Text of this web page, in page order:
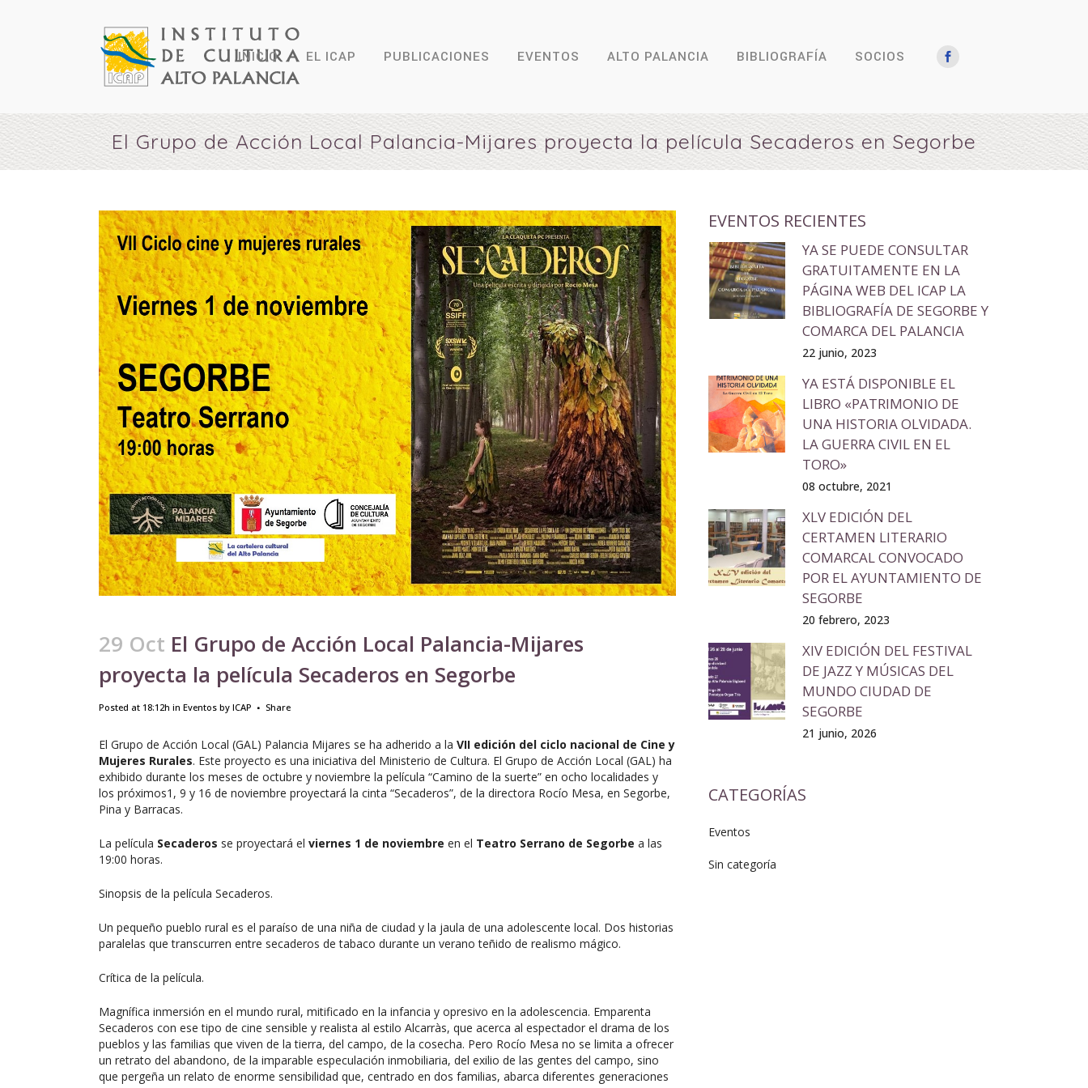
INICIO EL ICAP PUBLICACIONES EVENTOS ALTO PALANCIA BIBLIOGRAFÍA SOCIOS
El Grupo de Acción Local Palancia-Mijares proyecta la película Secaderos en Segorbe
29 Oct El Grupo de Acción Local Palancia-Mijares
proyecta la película Secaderos en Segorbe
Posted at 18:12h in Eventos by ICAP Share
El Grupo de Acción Local (GAL) Palancia Mijares se ha adherido a la VII edición del ciclo nacional de Cine y
Mujeres Rurales. Este proyecto es una iniciativa del Ministerio de Cultura. El Grupo de Acción Local (GAL) ha
exhibido durante los meses de octubre y noviembre la película “Camino de la suerte” en ocho localidades y
los próximos1, 9 y 16 de noviembre proyectará la cinta “Secaderos”, de la directora Rocío Mesa, en Segorbe,
Pina y Barracas.
La película Secaderos se proyectará el viernes 1 de noviembre en el Teatro Serrano de Segorbe a las
19:00 horas.
Sinopsis de la película Secaderos.
Un pequeño pueblo rural es el paraíso de una niña de ciudad y la jaula de una adolescente local. Dos historias
paralelas que transcurren entre secaderos de tabaco durante un verano teñido de realismo mágico.
Crítica de la película.
Magnífica inmersión en el mundo rural, mitificado en la infancia y opresivo en la adolescencia. Emparenta
Secaderos con ese tipo de cine sensible y realista al estilo Alcarràs, que acerca al espectador el drama de los
pueblos y las familias que viven de la tierra, del campo, de la cosecha. Pero Rocío Mesa no se limita a ofrecer
un retrato del abandono, de la imparable especulación inmobiliaria, del exilio de las gentes del campo, sino
que pergeña un relato de enorme sensibilidad que, centrado en dos familias, abarca diferentes generaciones
EVENTOS RECIENTES
YA SE PUEDE CONSULTAR
GRATUITAMENTE EN LA
PÁGINA WEB DEL ICAP LA
BIBLIOGRAFÍA DE SEGORBE Y
COMARCA DEL PALANCIA
22 junio, 2023
YA ESTÁ DISPONIBLE EL
LIBRO «PATRIMONIO DE
UNA HISTORIA OLVIDADA.
LA GUERRA CIVIL EN EL
TORO»
08 octubre, 2021
XLV EDICIÓN DEL
CERTAMEN LITERARIO
COMARCAL CONVOCADO
POR EL AYUNTAMIENTO DE
SEGORBE
20 febrero, 2023
XIV EDICIÓN DEL FESTIVAL
DE JAZZ Y MÚSICAS DEL
MUNDO CIUDAD DE
SEGORBE
21 junio, 2026
CATEGORÍAS
Eventos
Sin categoría